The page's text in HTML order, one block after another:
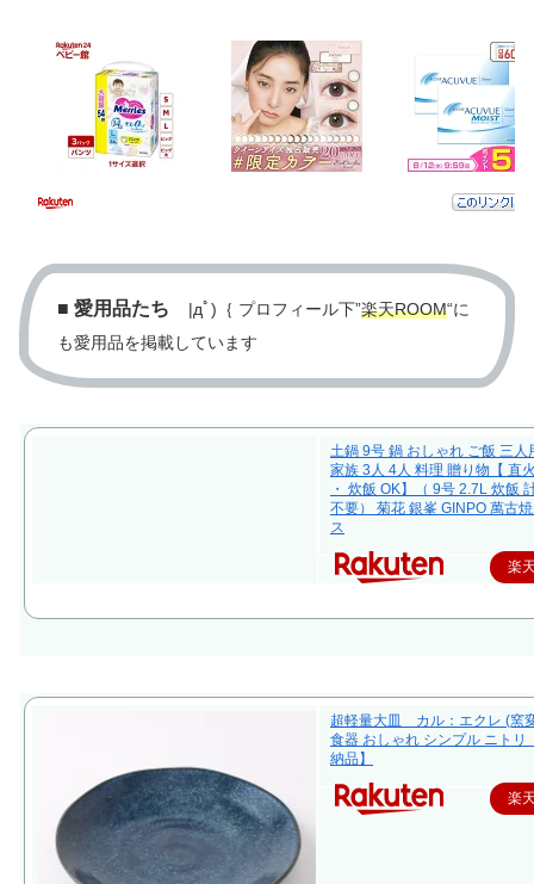
■ 愛用品たち |дﾟ)｛ プロフィール下”楽天ROOM“に
も愛用品を掲載しています
土鍋 9号 鍋 おしゃれ ご飯 三人
家族 3人 4人 料理 贈り物【 直
・ 炊飯 OK】（ 9号 2.7L 炊飯
不要） 菊花 銀峯 GINPO 萬古
ス
楽
超軽量大皿 カル：エクレ (窯
食器 おしゃれ シンプル ニトリ
納品】
楽